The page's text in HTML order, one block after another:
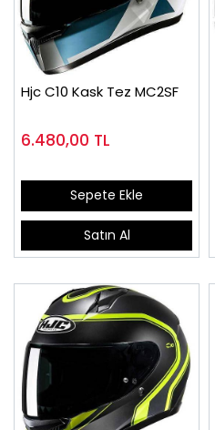
Hjc C10 Kask Tez MC2SF
6.480,00 TL
Sepete Ekle
Satın Al